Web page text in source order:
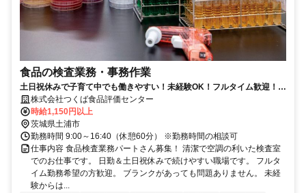
食品の検査業務・事務作業
土日祝休みで子育て中でも働きやすい！未経験OK！フルタイム歓迎！勤
務時間の相談可！
株式会社つくば食品評価センター
時給1,150円以上
茨城県土浦市
勤務時間 9:00～16:40（休憩60分） ※勤務時間の相談可
仕事内容 食品検査業務パートさん募集！ 清潔で空調の利いた検査室
でのお仕事です。 日勤＆土日祝休みで続けやすい職場です。 フルタ
イム勤務希望の方歓迎。 ブランクがあっても問題ありません。 未経
験からは...